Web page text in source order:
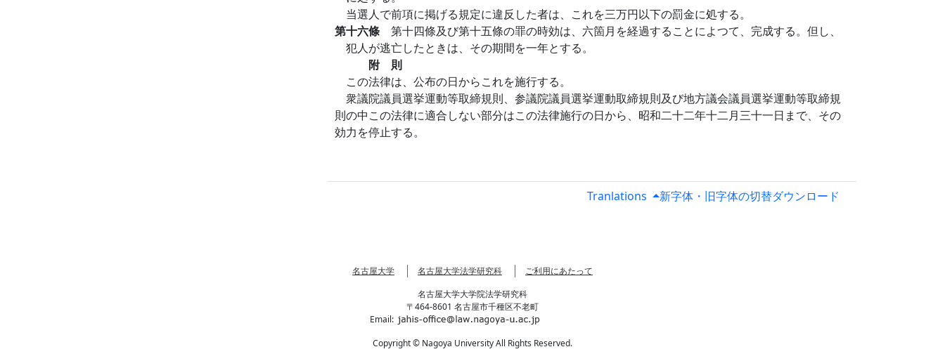
当選人で前項に掲げる規定に違反した者は、これを三万円以下の罰金に処する。
第十六條 第十四條及び第十五條の罪の時効は、六箇月を経過することによつて、完成する。但し、
犯人が逃亡したときは、その期間を一年とする。
附 則
この法律は、公布の日からこれを施行する。
衆議院議員選挙運動等取締規則、参議院議員選挙運動取締規則及び地方議会議員選挙運動等取締規
則の中この法律に適合しない部分はこの法律施行の日から、昭和二十二年十二月三十一日まで、その
効力を停止する。
Tranlations 新字体・旧字体の切替ダウンロード
名古屋大学 名古屋大学法学研究科
ご利用にあたって
名古屋大学大学院法学研究科
〒464-8601 名古屋市千種区不老町
Email:
Copyright © Nagoya University All Rights Reserved.